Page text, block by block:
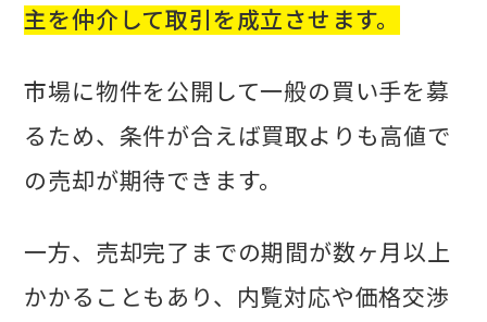
主を仲介して取引を成立させます。
市場に物件を公開して一般の買い手を募
るため、条件が合えば買取よりも高値で
の売却が期待できます。
一方、売却完了までの期間が数ヶ月以上
かかることもあり、内覧対応や価格交渉